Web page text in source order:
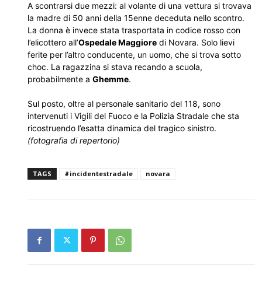
A scontrarsi due mezzi: al volante di una vettura si trovava
la madre di 50 anni della 15enne deceduta nello scontro.
La donna è invece stata trasportata in codice rosso con
l’elicottero all’Ospedale Maggiore di Novara. Solo lievi
ferite per l’altro conducente, un uomo, che si trova sotto
choc. La ragazzina si stava recando a scuola,
probabilmente a Ghemme.
Sul posto, oltre al personale sanitario del 118, sono
intervenuti i Vigili del Fuoco e la Polizia Stradale che sta
ricostruendo l’esatta dinamica del tragico sinistro.
(fotografia di repertorio)
TAGS #incidentestradale novara